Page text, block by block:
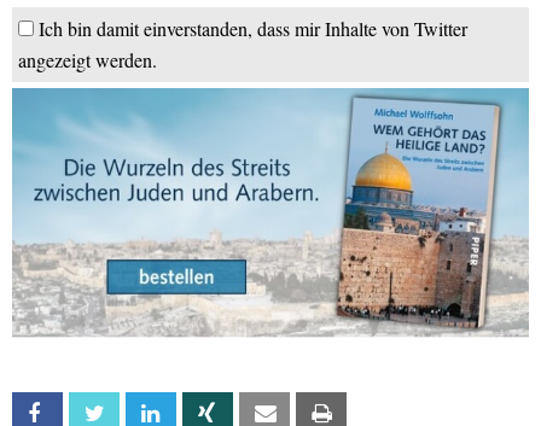
Ich bin damit einverstanden, dass mir Inhalte von Twitter
angezeigt werden.
Facebook Twitter Linkedin Xing Email